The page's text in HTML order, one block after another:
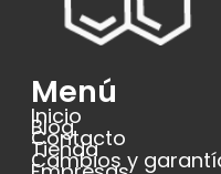
Menú
Inicio
Blog
Contacto
Tienda
Cambios y